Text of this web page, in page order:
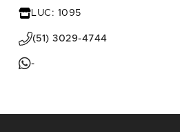
LUC: 1095
(51) 3029-4744
-